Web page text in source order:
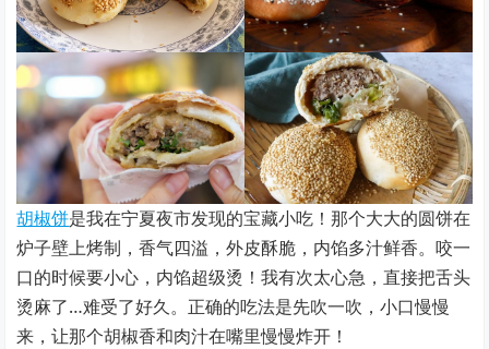
胡椒饼是我在宁夏夜市发现的宝藏小吃！那个大大的圆饼在
炉子壁上烤制，香气四溢，外皮酥脆，内馅多汁鲜香。咬一
口的时候要小心，内馅超级烫！我有次太心急，直接把舌头
烫麻了…难受了好久。正确的吃法是先吹一吹，小口慢慢
来，让那个胡椒香和肉汁在嘴里慢慢炸开！